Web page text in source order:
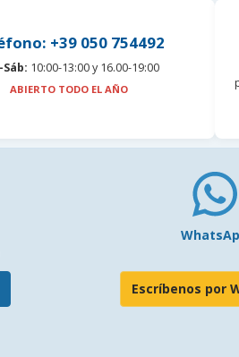
+39 050 754492
Sáb: 10:00-13:00 y 16.00-19:00
ABIERTO TODO EL AÑO
Escríbenos por